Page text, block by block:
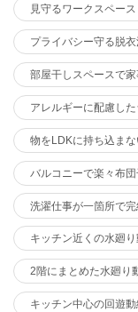
見守るワークスペース
プライバシー守る脱
部屋干しスペースで
アレルギーに配慮し
物をLDKに持ち込まな
バルコニーで楽々布団
洗濯仕事が一箇所で完
キッチン近くの水廻り
2階にまとめた水廻り
キッチン中心の回遊動